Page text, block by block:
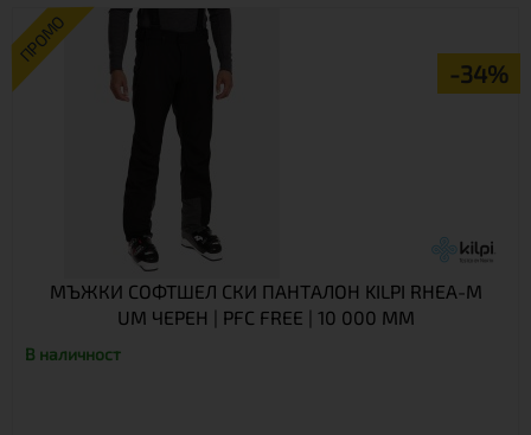
ПРОМО
-34%
МЪЖКИ СОФТШЕЛ СКИ ПАНТАЛОН KILPI RHEA-M
UM ЧЕРЕН | PFC FREE | 10 000 ММ
В наличност